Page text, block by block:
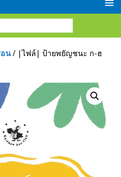
น/ |ไฟล์| ป้ายพยัญชนะ ก-ฮ